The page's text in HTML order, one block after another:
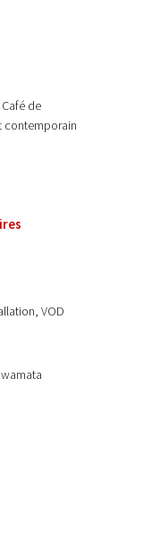
de
contemporain
VOD